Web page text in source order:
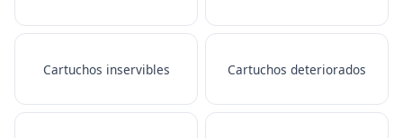
Cartuchos inservibles Cartuchos deteriorados